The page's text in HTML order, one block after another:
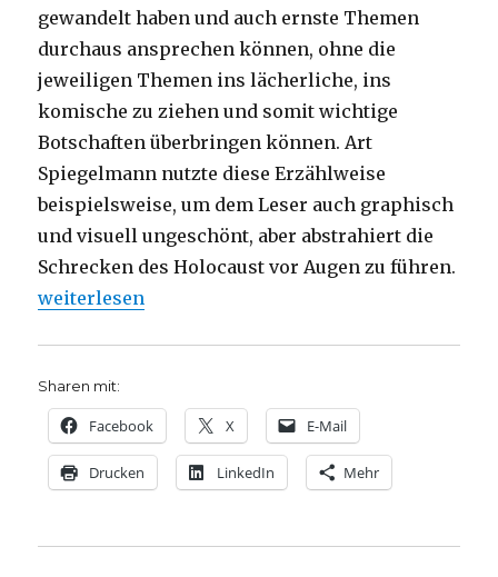
gewandelt haben und auch ernste Themen
durchaus ansprechen können, ohne die
jeweiligen Themen ins lächerliche, ins
komische zu ziehen und somit wichtige
Botschaften überbringen können. Art
Spiegelmann nutzte diese Erzählweise
beispielsweise, um dem Leser auch graphisch
und visuell ungeschönt, aber abstrahiert die
Schrecken des Holocaust vor Augen zu führen.
„Halbwelten, Rezension von Niklas Fleischer,
weiterlesen
Sharen mit:
Facebook X E-Mail
Drucken LinkedIn Mehr